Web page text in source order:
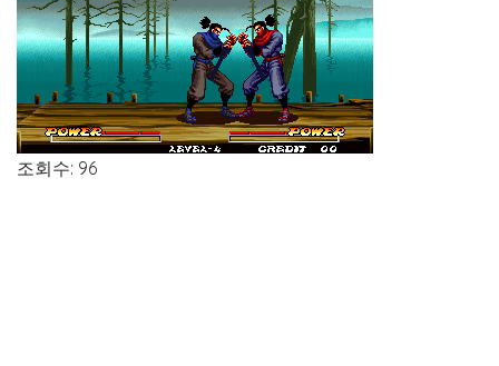
조회수: 96